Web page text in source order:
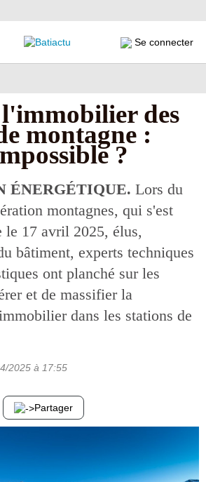
Se connecter
des
montagne :
?
ÉNERGÉTIQUE. Lors du
montagnes, qui s'est
le 17 avril 2025, élus,
bâtiment, experts techniques
ont planché sur les
et de massifier la
dans les stations de
2025 à 17:55
Partager